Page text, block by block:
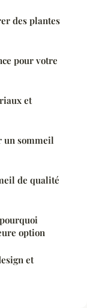
des plantes
pour votre
et
un sommeil
de qualité
option
et